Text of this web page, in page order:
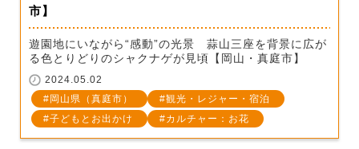
市】
遊園地にいながら“感動”の光景 蒜山三座を背景に広が
る色とりどりのシャクナゲが見頃【岡山・真庭市】
2024.05.02
岡山県（真庭市）
観光・レジャー・宿泊
子どもとお出かけ
カルチャー：お花